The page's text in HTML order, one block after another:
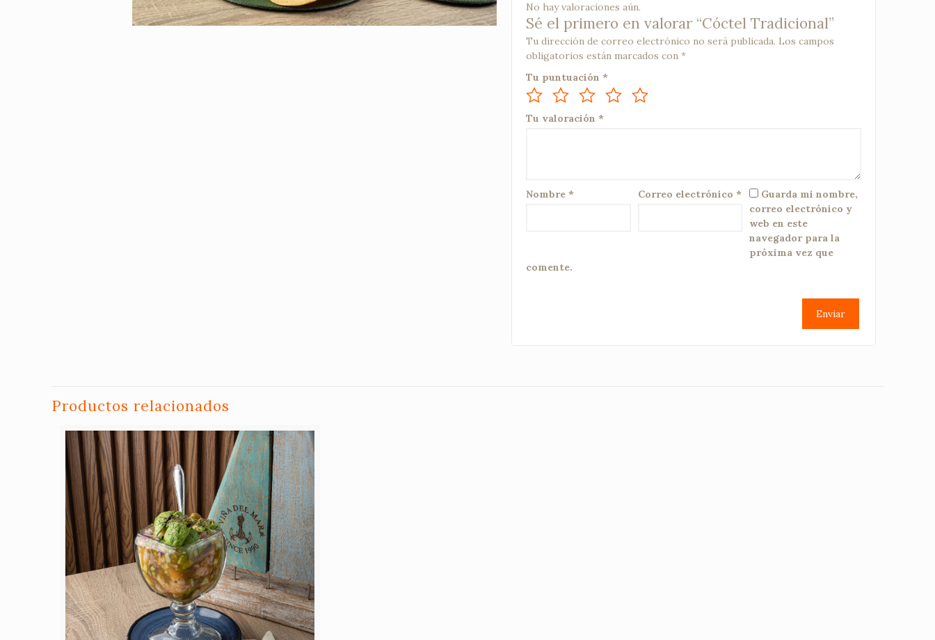
No hay valoraciones aún.
Sé el primero en valorar “Cóctel Tradicional”
Tu dirección de correo electrónico no será publicada. Los campos
obligatorios están marcados con*
Tu puntuación*
Tu valoración*
Nombre* Correo electrónico *
Guarda mi nombre,
correo electrónico y
web en este
navegador para la
próxima vez que
comente.
Productos relacionados